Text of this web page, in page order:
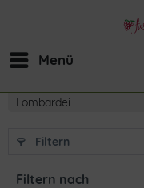
Menü
Lombardei
Filtern
Filtern nach